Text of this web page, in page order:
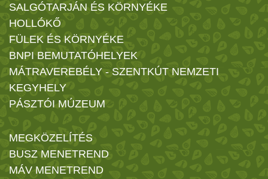
SALGÓTARJÁN ÉS KÖRNYÉKE
HOLLÓKŐ
FÜLEK ÉS KÖRNYÉKE
BNPI BEMUTATÓHELYEK
MÁTRAVEREBÉLY - SZENTKÚT NEMZETI
KEGYHELY
PÁSZTÓI MÚZEUM
MEGKÖZELÍTÉS
BUSZ MENETREND
MÁV MENETREND